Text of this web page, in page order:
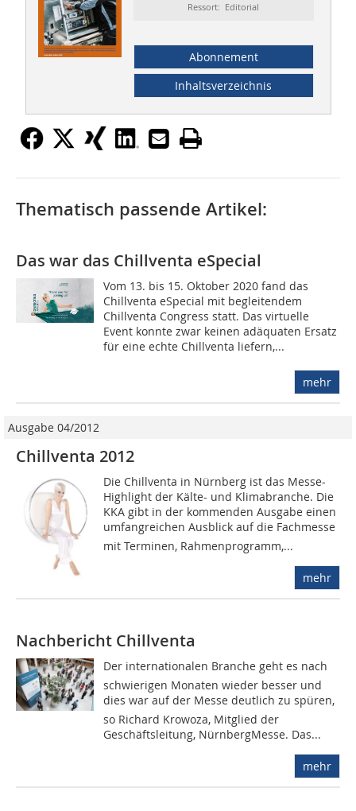
Ressort: Editorial
Abonnement
Inhaltsverzeichnis
Thematisch passende Artikel:
Das war das Chillventa eSpecial
Vom 13. bis 15. Oktober 2020 fand das
Chillventa eSpecial mit begleitendem
Chillventa Congress statt. Das virtuelle
Event konnte zwar keinen adäquaten Ersatz
für eine echte Chillventa liefern,...
mehr
Ausgabe 04/2012
Chillventa 2012
Die Chillventa in Nürnberg ist das Messe-
Highlight der Kälte- und Klimabranche. Die
KKA gibt in der kommenden Ausgabe einen
umfangreichen Ausblick auf die Fachmesse 
mit Terminen, Rahmenprogramm,...
mehr
Nachbericht Chillventa
Der internationalen Branche geht es nach
schwierigen Monaten wieder besser und
dies war auf der Messe deutlich zu spüren,
so Richard Krowoza, Mitglied der
Geschäftsleitung, NürnbergMesse. Das...
mehr